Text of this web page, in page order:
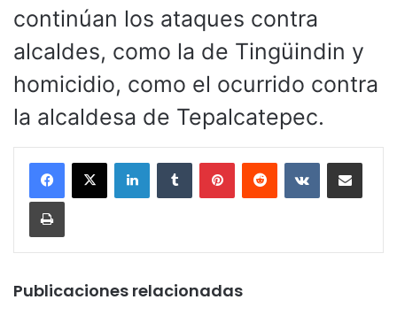
continúan los ataques contra
alcaldes, como la de Tingüindin y
homicidio, como el ocurrido contra
la alcaldesa de Tepalcatepec.
LinkedInTumblr PinterestReddit VKontakteCompartir por
Imprimir
Publicaciones relacionadas